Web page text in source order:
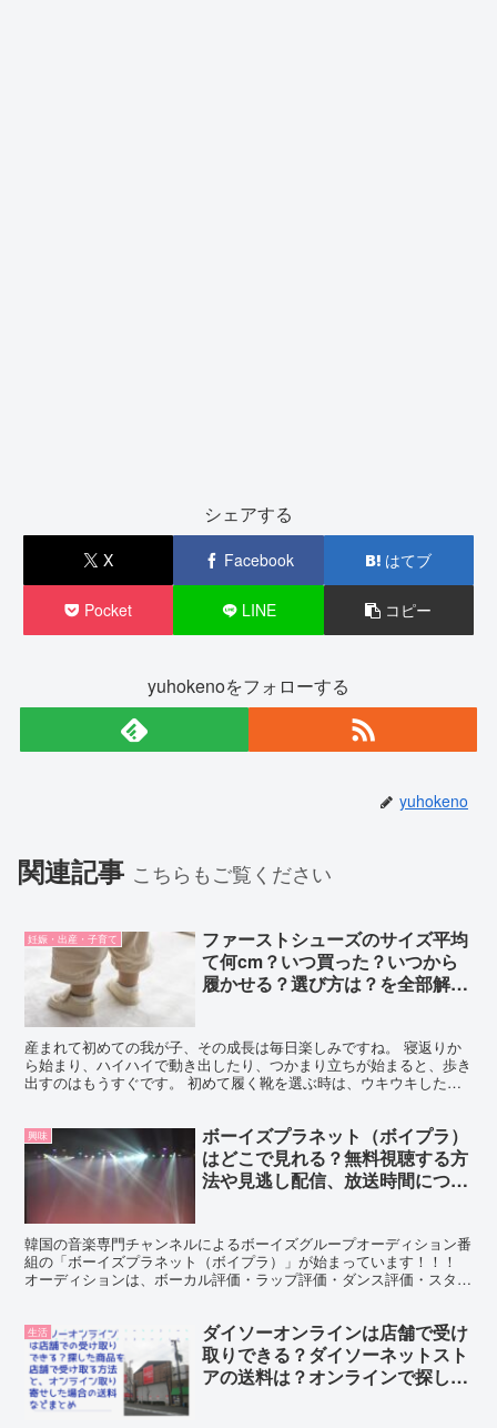
シェアする
X Facebook はてブ
Pocket LINE コピー
yuhokenoをフォローする
yuhokeno
関連記事 こちらもご覧ください
妊娠・出産・子育て
ファーストシューズのサイズ平均
て何cm？いつ買った？いつから
履かせる？選び方は？を全部解
産まれて初めての我が子、その成長は毎日楽しみですね。 寝返りか
ら始まり、ハイハイで動き出したり、つかまり立ちが始まると、歩き
出すのはもうすぐです。 初めて履く靴を選ぶ時は、ウキウキした気
興味
ボーイズプラネット（ボイプラ）
はどこで見れる？無料視聴する方
法や見逃し配信、放送時間につい
韓国の音楽専門チャンネルによるボーイズグループオーディション番
組の「ボーイズプラネット（ボイプラ）」が始まっています！！！
オーディションは、ボーカル評価・ラップ評価・ダンス評価・スター
生活
ダイソーオンラインは店舗で受け
取りできる？ダイソーネットスト
アの送料は？オンラインで探した